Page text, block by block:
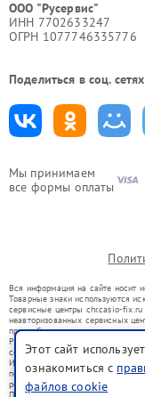
Мы принимаем
все формы оплаты
ООО "Русервис"
ИНН 7702633247
ОГРН 1077746335776
Поделиться в соц.
Вся информация на сайте носит
Товарные знаки используются
сервисные центры chr.casio-fix.ru
неавторизованных сервисных
правообладателями товарных
Ремонт осуществляется для
со статьей 1487 ГК РФ.
Использование товарных знаков
потребителей в заблуждение, а
ремонту техники указанных
Представленная на сайте
Этот сайт
ознакомиться с
файлов cookie